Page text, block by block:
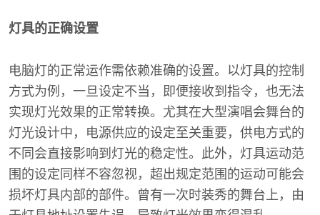
灯具的正确设置
电脑灯的正常运作需依赖准确的设置。以灯具的控制
方式为例，一旦设定不当，即便接收到指令，也无法
实现灯光效果的正常转换。尤其在大型演唱会舞台的
灯光设计中，电源供应的设定至关重要，供电方式的
不同会直接影响到灯光的稳定性。此外，灯具运动范
围的设定同样不容忽视，超出规定范围的运动可能会
损坏灯具内部的部件。曾有一次时装秀的舞台上，由